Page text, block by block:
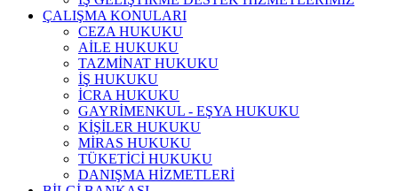
ÇALIŞMA KONULARI
CEZA HUKUKU
AİLE HUKUKU
TAZMİNAT HUKUKU
İŞ HUKUKU
İCRA HUKUKU
GAYRİMENKUL - EŞYA HUKUKU
KİŞİLER HUKUKU
MİRAS HUKUKU
TÜKETİCİ HUKUKU
DANIŞMA HİZMETLERİ